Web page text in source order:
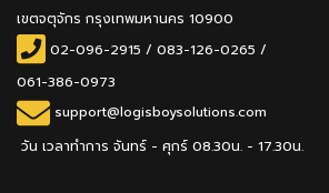
เขตจตุจักร กรุงเทพมหานคร 10900
02-096-2915/083-126-0265 /
061-386-0973
support@logisboysolutions.com
วัน เวลาทำการ จันทร์ - ศุกร์ 08.30น. - 17.30น.